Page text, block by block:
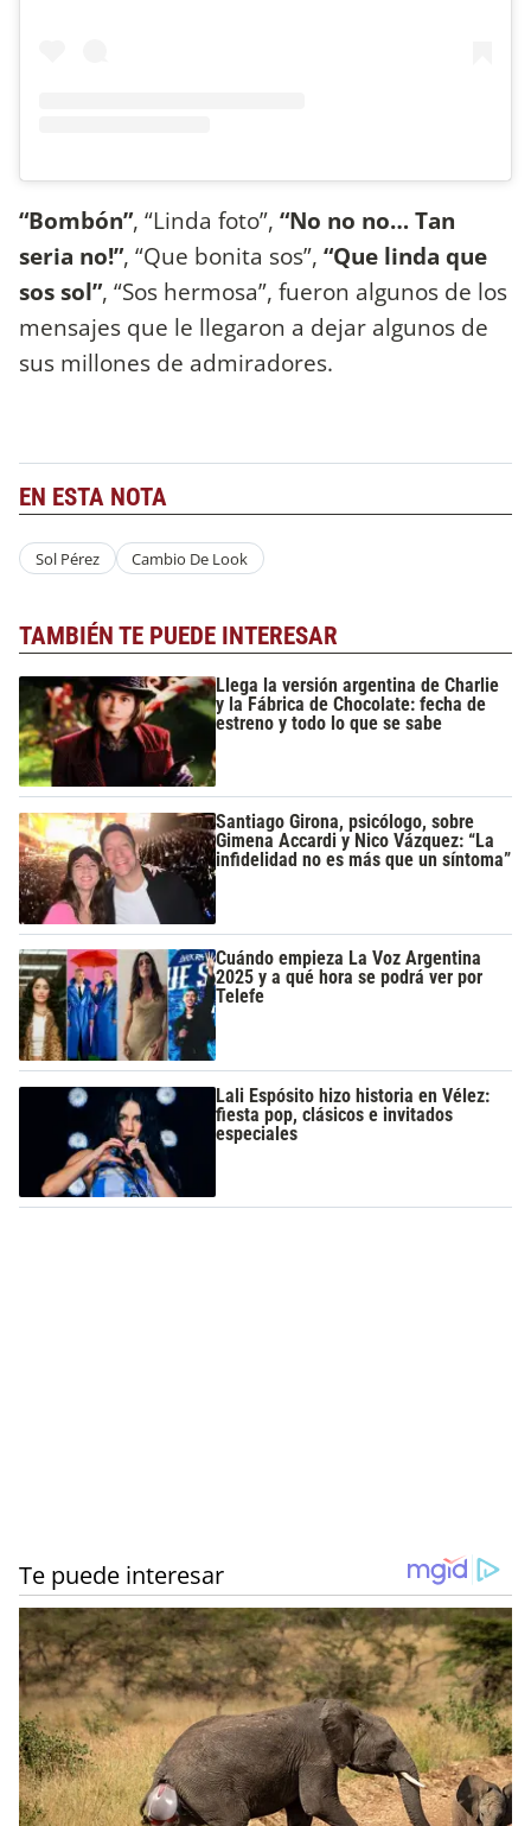
“Bombón”, “Linda foto”, “No no no… Tan
seria no!”, “Que bonita sos”, “Que linda que
sos sol”, “Sos hermosa”, fueron algunos de los
mensajes que le llegaron a dejar algunos de
sus millones de admiradores.
EN ESTA NOTA
Sol Pérez Cambio De Look
TAMBIÉN TE PUEDE INTERESAR
Llega la versión argentina de Charlie
y la Fábrica de Chocolate: fecha de
estreno y todo lo que se sabe
Santiago Girona, psicólogo, sobre
Gimena Accardi y Nico Vázquez: “La
infidelidad no es más que un síntoma”
Cuándo empieza La Voz Argentina
2025 y a qué hora se podrá ver por
Telefe
Lali Espósito hizo historia en Vélez:
fiesta pop, clásicos e invitados
especiales